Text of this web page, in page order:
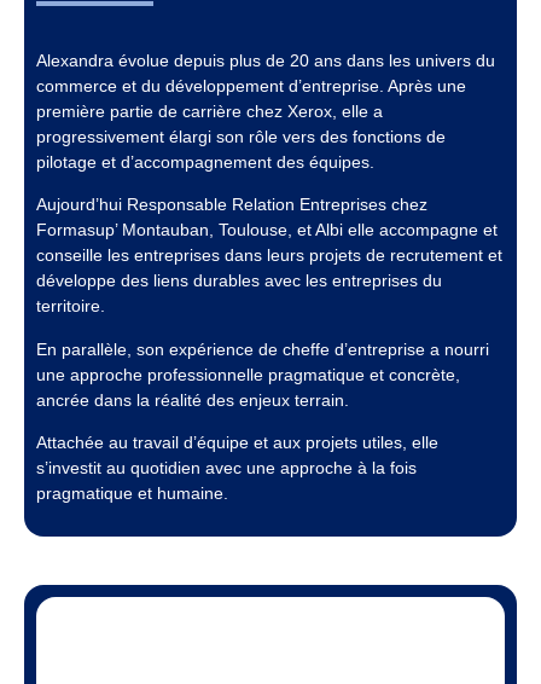
Alexandra évolue depuis plus de 20 ans dans les univers du
commerce et du développement d’entreprise. Après une
première partie de carrière chez Xerox, elle a
progressivement élargi son rôle vers des fonctions de
pilotage et d’accompagnement des équipes.
Aujourd’hui Responsable Relation Entreprises chez
Formasup’ Montauban, Toulouse, et Albi elle accompagne et
conseille les entreprises dans leurs projets de recrutement et
développe des liens durables avec les entreprises du
territoire.
En parallèle, son expérience de cheffe d’entreprise a nourri
une approche professionnelle pragmatique et concrète,
ancrée dans la réalité des enjeux terrain.
Attachée au travail d’équipe et aux projets utiles, elle
s’investit au quotidien avec une approche à la fois
pragmatique et humaine.